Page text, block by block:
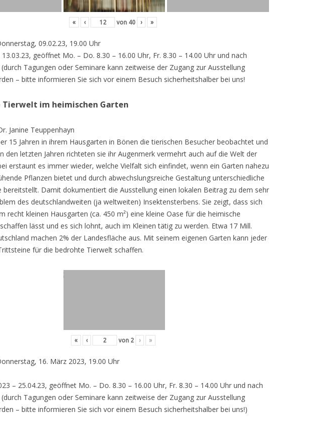
« ‹ von 40 › »
09.02.23, 19.00 Uhr
13.03.23, geöffnet Mo. – Do. 8.30 – 16.00 Uhr, Fr. 8.30 – 14.00 Uhr und nach
Tagungen oder Seminare kann zeitweise der Zugang zur Ausstellung
– bitte informieren Sie sich vor einem Besuch sicherheitshalber bei uns!
im heimischen Garten
Janine Teuppenhayn
15 Jahren in ihrem Hausgarten in Bönen die tierischen Besucher beobachtet und
den letzten Jahren richteten sie ihr Augenmerk vermehrt auch auf die Welt der
erstaunt es immer wieder, welche Vielfalt sich einfindet, wenn ein Garten nahezu
Pflanzen bietet und durch abwechslungsreiche Gestaltung unterschiedliche
bereitstellt. Damit dokumentiert die Ausstellung einen lokalen Beitrag zu dem sehr
des deutschlandweiten (ja weltweiten) Insektensterbens. Sie zeigt, dass sich
recht kleinen Hausgarten (ca. 450 m²) eine kleine Oase für die heimische
lässt und es sich lohnt, auch im Kleinen tätig zu werden. Etwa 17 Mill.
machen 2% der Landesfläche aus. Mit seinem eigenen Garten kann jeder
für die bedrohte Tierwelt schaffen.
« ‹ von 2 › »
16. März 2023, 19.00 Uhr
– 25.04.23, geöffnet Mo. – Do. 8.30 – 16.00 Uhr, Fr. 8.30 – 14.00 Uhr und nach
Tagungen oder Seminare kann zeitweise der Zugang zur Ausstellung
– bitte informieren Sie sich vor einem Besuch sicherheitshalber bei uns!)